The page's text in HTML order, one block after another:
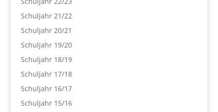
Schuljahr 21/22
Schuljahr 20/21
Schuljahr 19/20
Schuljahr 18/19
Schuljahr 17/18
Schuljahr 16/17
Schuljahr 15/16